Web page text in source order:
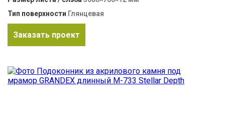
Тип поверхности Глянцевая
Заказать проект